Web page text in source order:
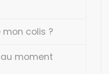
colis ?
moment